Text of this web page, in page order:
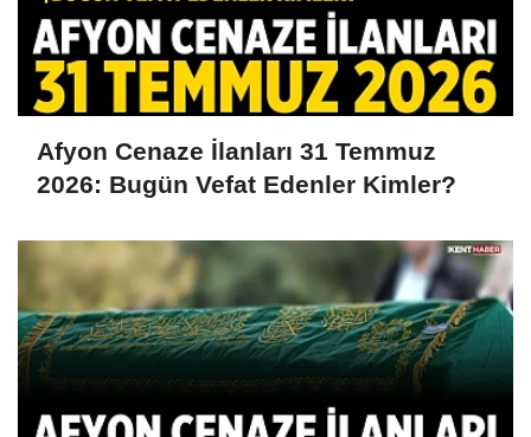
Afyon Cenaze İlanları 31 Temmuz
2026: Bugün Vefat Edenler Kimler?